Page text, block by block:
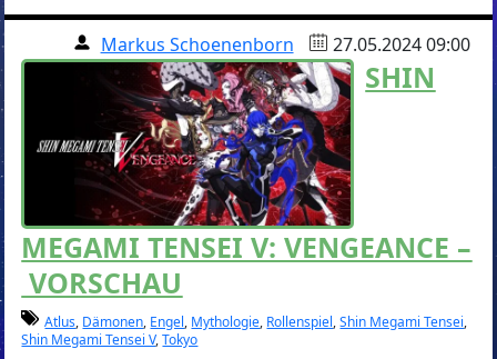
Markus Schoenenborn 27.05.2024 09:00
SHIN
MEGAMI TENSEI V: VENGEANCE –
VORSCHAU
Atlus, Dämonen, Engel, Mythologie, Rollenspiel,Shin Megami Tensei,
Shin Megami Tensei V,Tokyo